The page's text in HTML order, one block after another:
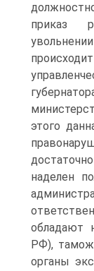
приказ
этого
наделен
обладают
РФ),
органы